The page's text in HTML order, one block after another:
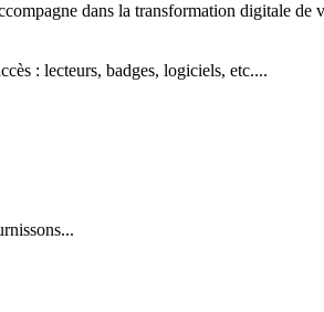
dans la transformation digitale de
: lecteurs, badges, logiciels, etc....